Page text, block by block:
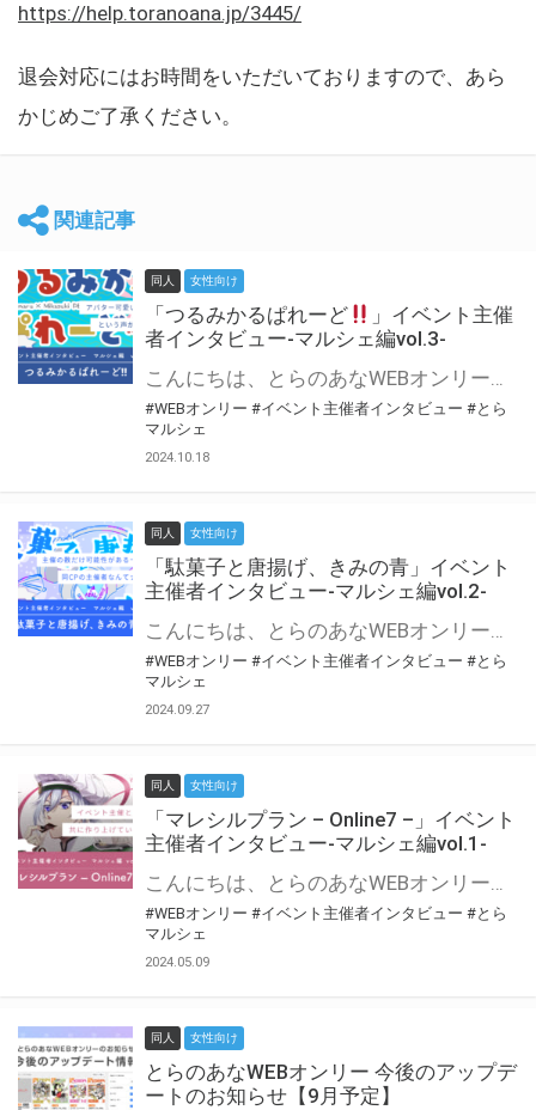
https://help.toranoana.jp/3445/
退会対応にはお時間をいただいておりますので、あら
かじめご了承ください。
関連記事
同人 女性向け
「つるみかるぱれーど
」イベント主催
者インタビュー-マルシェ編vol.3-
こんにちは、とらのあなWEBオンリー運営スタッフです。 新たにお届けする、イベント主催者インタビュー-マルシェ編-は、 とらのあなWEBオンリー「マルシェ」をご利用した主催様に 「マルシェ」を使って開催した感想や心がけをお聞きする企画です。 今回は、WEBオンリー初開催「つるみかるぱれーど
#WEBオンリー #イベント主催者インタビュー #とら
マルシェ
2024.10.18
同人 女性向け
「駄菓子と唐揚げ、きみの青」イベント
主催者インタビュー-マルシェ編vol.2-
こんにちは、とらのあなWEBオンリー運営スタッフです。 新たにお届けする、イベント主催者インタビュー-マルシェ編-は、 とらのあなWEBオンリー「マルシェ」をご利用の主催様に 「マルシェ」を使ってイベントを開催した感想や心がけをお聞きする企画です。 今回は、WEBオンリー初開催「駄菓子と唐揚げ、きみの青」より、 主催のぎこ六屋様にお話を伺いました。 協力：ぎこ六屋様／イベント公式Twitter（@krkgwks） とらのあなWEBオンリー「マルシェ」とは？ WEBオンリーでリアルタイムでコミュニケーションがとれるオンライン会場です。
#WEBオンリー #イベント主催者インタビュー #とら
マルシェ
2024.09.27
同人 女性向け
「マレシルプラン – Online7 –」イベント
主催者インタビュー-マルシェ編vol.1-
こんにちは、とらのあなWEBオンリー運営スタッフです。 新たにお届けする、イベント主催者インタビュー-マルシェ編-は、 とらのあなWEBオンリー「マルシェ」をご利用した主催様に 「マルシェ」を使って開催した感想や心がけをお聞きする企画です。 今回は、WEBオンリー開催7回目迎えた「マレシルプラン – Online7 –」より、 主催の玉川うた様にお話を伺いました。 ▼マレシルプランのインタビュー前回記事 「イベント主催者インタビュー vol.6」はこちら 協力：玉川うた様（マレシルプラン実行委員会 代表）／イベント公式Twitter（@mallesil_plan） とらのあなWEBオンリー「マルシェ」とは？ WEBオンリーでリアルタイムでコミュニケーションがとれるオンライン会場です。
#WEBオンリー #イベント主催者インタビュー #とら
マルシェ
2024.05.09
同人 女性向け
とらのあなWEBオンリー 今後のアップデ
ートのお知らせ【9月予定】